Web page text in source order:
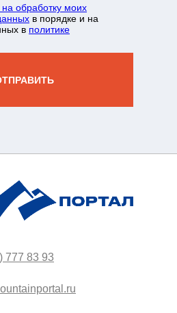
обработку моих
в порядке и на
в политике
38 87
777 83 93